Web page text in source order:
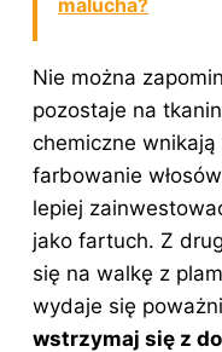
Nie można
pozostaje na
chemiczne wnikają
farbowanie
lepiej
jako fartuch. Z
się na walkę z
wydaje się
wstrzymaj się z